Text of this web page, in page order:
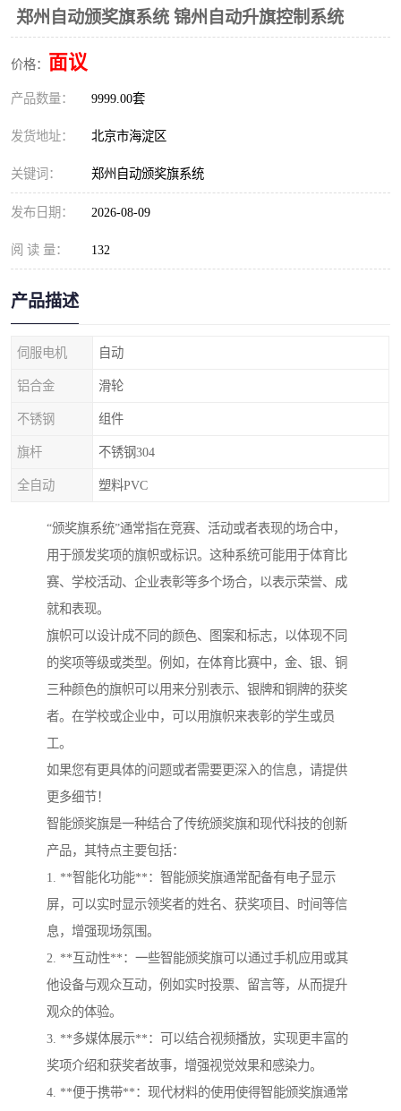
郑州自动颁奖旗系统 锦州自动升旗控制系统
价格： 面议
产品数量： 9999.00套
发货地址： 北京市海淀区
关键词： 郑州自动颁奖旗系统
发布日期： 2026-08-09
阅 读 量： 132
产品描述
伺服电机 自动
铝合金 滑轮
不锈钢 组件
旗杆 不锈钢304
全自动 塑料PVC
“颁奖旗系统”通常指在竞赛、活动或者表现的场合中，
用于颁发奖项的旗帜或标识。这种系统可能用于体育比
赛、学校活动、企业表彰等多个场合，以表示荣誉、成
就和表现。
旗帜可以设计成不同的颜色、图案和标志，以体现不同
的奖项等级或类型。例如，在体育比赛中，金、银、铜
三种颜色的旗帜可以用来分别表示、银牌和铜牌的获奖
者。在学校或企业中，可以用旗帜来表彰的学生或员
工。
如果您有更具体的问题或者需要更深入的信息，请提供
更多细节！
智能颁奖旗是一种结合了传统颁奖旗和现代科技的创新
产品，其特点主要包括：
1. **智能化功能**：智能颁奖旗通常配备有电子显示
屏，可以实时显示领奖者的姓名、获奖项目、时间等信
息，增强现场氛围。
2. **互动性**：一些智能颁奖旗可以通过手机应用或其
他设备与观众互动，例如实时投票、留言等，从而提升
观众的体验。
3. **多媒体展示**：可以结合视频播放，实现更丰富的
奖项介绍和获奖者故事，增强视觉效果和感染力。
4. **便于携带**：现代材料的使用使得智能颁奖旗通常